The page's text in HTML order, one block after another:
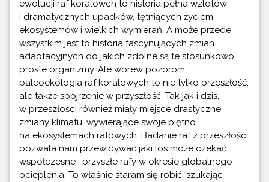
ewolucji raf koralowch to historia pełna wzlotów
i dramatycznych upadków, tętniących życiem
ekosystemów i wielkich wymierań. A może przede
wszystkim jest to historia fascynujących zmian
adaptacyjnych do jakich zdolne są te stosunkowo
proste organizmy. Ale wbrew pozorom
paleoekologia raf koralowych to nie tylko przeszłość,
ale także spojrzenie w przyszłość. Tak jak i dziś,
w przeszłości również miały miejsce drastyczne
zmiany klimatu, wywierające swoje piętno
na ekosystemach rafowych. Badanie raf z przeszłości
pozwala nam przewidywać jaki los może czekać
współczesne i przyszłe rafy w okresie globalnego
ocieplenia. To właśnie staram się robić, szukając